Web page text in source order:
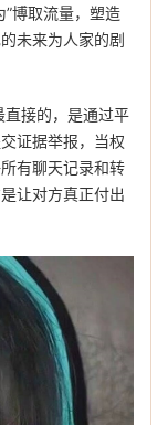
博取流量，塑造
未来为人家的剧
接的，是通过平
证据举报，当权
有聊天记录和转
让对方真正付出